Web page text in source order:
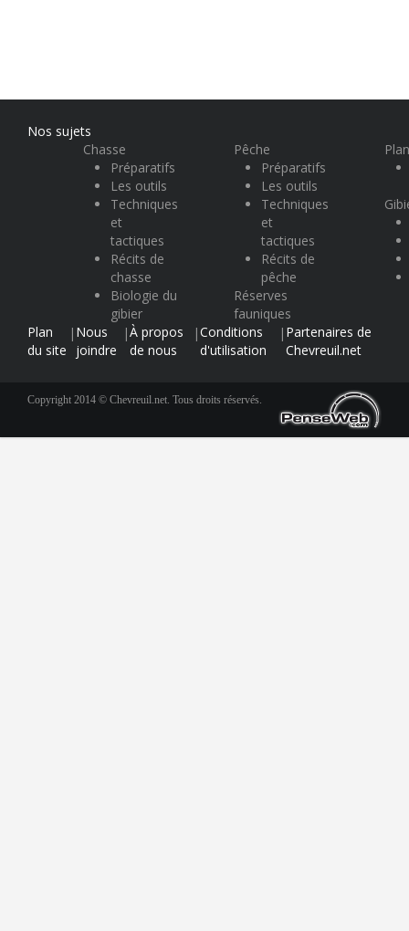
Nos sujets
Chasse
Préparatifs
Les outils
Techniques
et
tactiques
Récits de
chasse
Biologie du
gibier
Pêche
Préparatifs
Les outils
Techniques
et
tactiques
Récits de
pêche
Réserves
fauniques
Plan
du site
| Nous
joindre
|À propos
de nous
|Conditions
d'utilisation
| Partenaires de
Chevreuil.net
Copyright 2014 © Chevreuil.net. Tous droits réservés.